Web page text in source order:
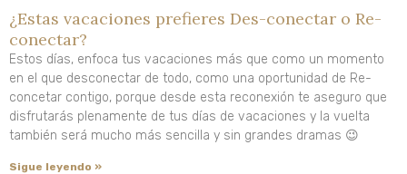
¿Estas vacaciones prefieres Des-conectar o Re-
conectar?
Estos días, enfoca tus vacaciones más que como un momento
en el que desconectar de todo, como una oportunidad de Re-
concetar contigo, porque desde esta reconexión te aseguro que
disfrutarás plenamente de tus días de vacaciones y la vuelta
también será mucho más sencilla y sin grandes dramas 😉
Sigue leyendo »